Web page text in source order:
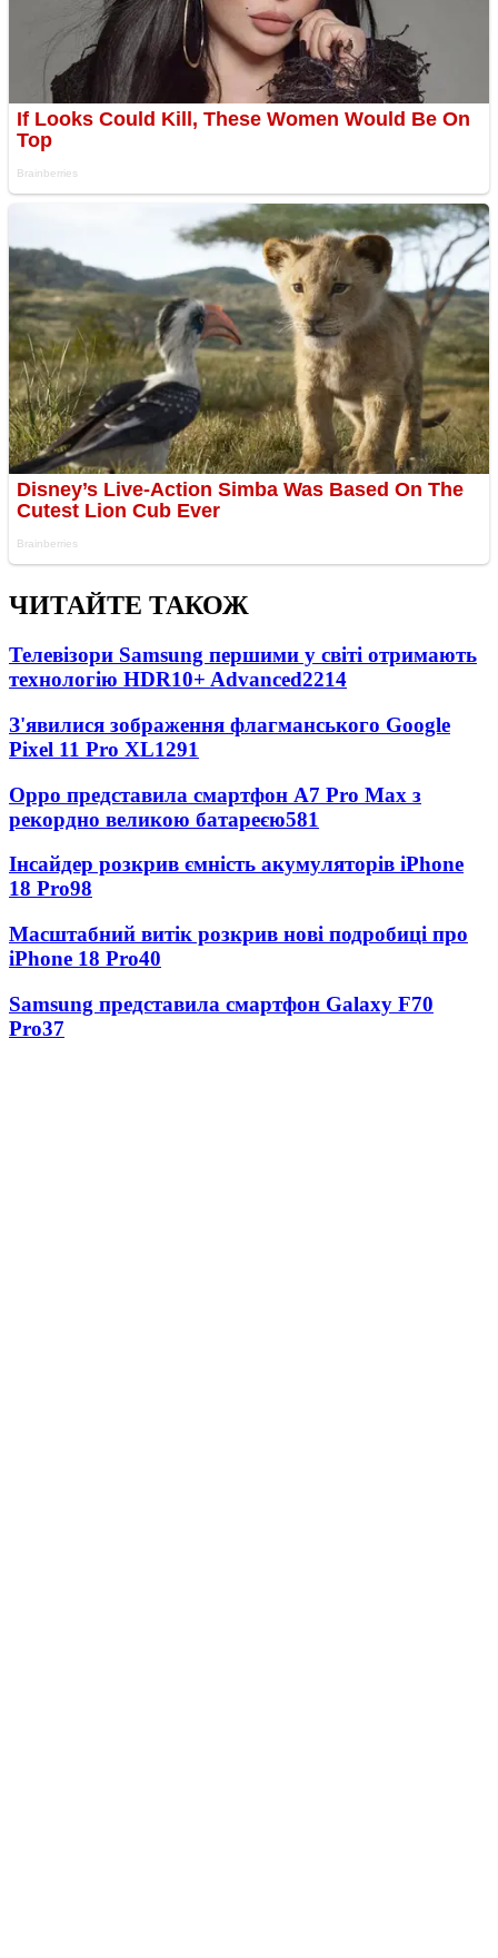
ЧИТАЙТЕ ТАКОЖ
Телевізори Samsung першими у світі отримають
технологію HDR10+ Advanced2214
З'явилися зображення флагманського Google
Pixel 11 Pro XL1291
Oppo представила смартфон A7 Pro Max з
рекордно великою батареєю581
Інсайдер розкрив ємність акумуляторів iPhone
18 Pro98
Масштабний витік розкрив нові подробиці про
iPhone 18 Pro40
Samsung представила смартфон Galaxy F70
Pro37